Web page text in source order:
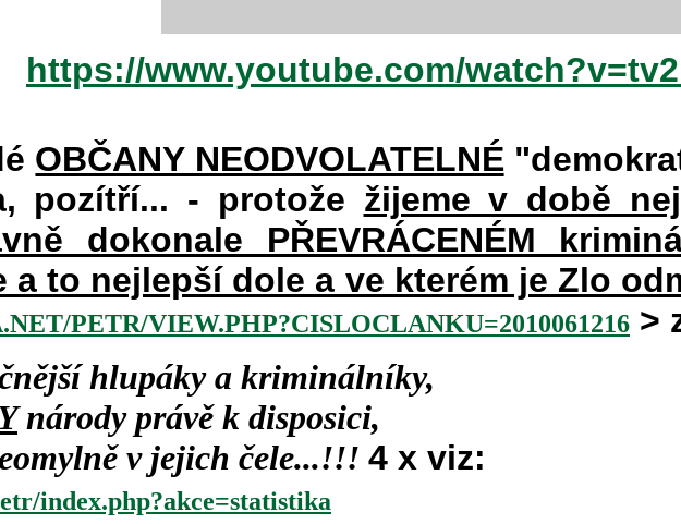
https://www.youtube.com/
OBČANY NEODVOLATELNÉ
pozítří... - protože žijeme v době
dokonale PŘEVRÁCENÉM
a to nejlepší dole a ve kterém je Zlo
PETR/VIEW.PHP?CISLOCLANKU=2010061216 >
hlupáky a kriminálníky,
národy právě k disposici,
v jejich čele...!!! 4 x viz:
index.php?akce=statistika